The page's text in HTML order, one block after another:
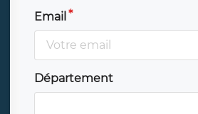
Email
Département